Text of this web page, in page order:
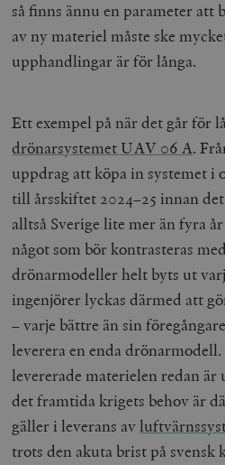
så finns ännu en parameter att
av ny materiel måste ske
upphandlingar är för långa.
Ett exempel på när det går för
drönarsystemet UAV 06 A.
uppdrag att köpa in systemet i
till årsskiftet 2024–25 innan
alltså Sverige lite mer än fyra
något som bör kontrasteras
drönarmodeller helt byts ut
ingenjörer lyckas därmed att
– varje bättre än sin
leverera en enda
levererade materielen redan
det framtida krigets behov är
gäller i leverans av
trots den akuta brist på svensk